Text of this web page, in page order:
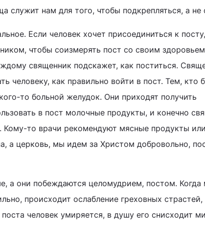
служит нам для того, чтобы подкрепляться, а не
Если человек хочет присоединиться к
чтобы соизмерять пост со своим
священник подскажет, как поститься.
человеку, как правильно войти в пост. Тем, кто
то больной желудок. Они приходят получить
в пост молочные продукты, и конечно
Кому-то врачи рекомендуют мясные продукты
а церковь, мы идем за Христом добровольно,
а они побеждаются целомудрием, постом. Когда
происходит ослабление греховных
человек умиряется, в душу его снисходит